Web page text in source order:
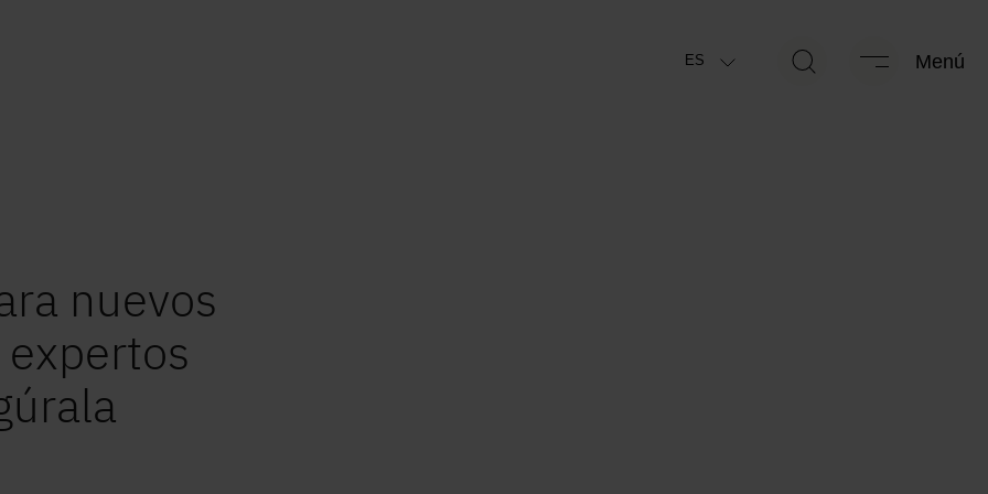
ES Menú
nuevos
Masa especificada por el fabricante